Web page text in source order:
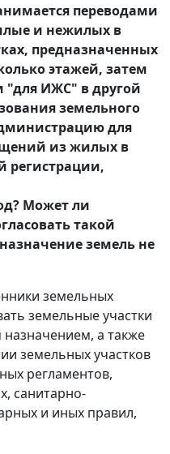
переводами
и нежилых в
предназначенных
этажей, затем
"для ИЖС" в другой
земельного
для
из жилых в
регистрации,
Может ли
такой
земель не
земельных
земельные участки
назначением, а также
земельных участков
регламентов,
санитарно-
и иных правил,